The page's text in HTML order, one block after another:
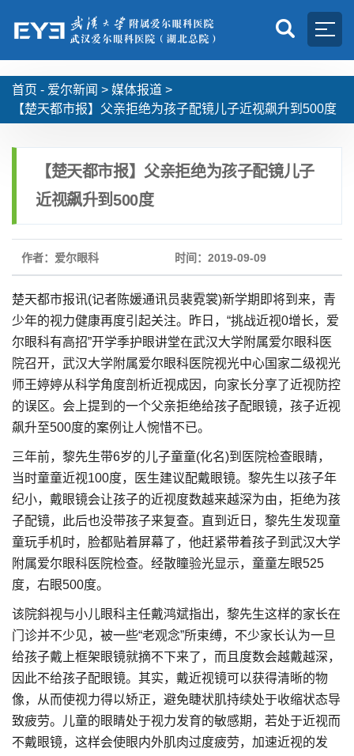
首页 - 爱尔新闻 > 媒体报道 >
【楚天都市报】父亲拒绝为孩子配镜儿子近视飙升到500度
【楚天都市报】父亲拒绝为孩子配镜儿子
近视飙升到500度
作者：爱尔眼科 时间：2019-09-09
楚天都市报讯(记者陈媛通讯员裴霓裳)新学期即将到来，青
少年的视力健康再度引起关注。昨日，“挑战近视0增长，爱
尔眼科有高招”开学季护眼讲堂在武汉大学附属爱尔眼科医
院召开，武汉大学附属爱尔眼科医院视光中心国家二级视光
师王婷婷从科学角度剖析近视成因，向家长分享了近视防控
的误区。会上提到的一个父亲拒绝给孩子配眼镜，孩子近视
飙升至500度的案例让人惋惜不已。
三年前，黎先生带6岁的儿子童童(化名)到医院检查眼睛，
当时童童近视100度，医生建议配戴眼镜。黎先生以孩子年
纪小，戴眼镜会让孩子的近视度数越来越深为由，拒绝为孩
子配镜，此后也没带孩子来复查。直到近日，黎先生发现童
童玩手机时，脸都贴着屏幕了，他赶紧带着孩子到武汉大学
附属爱尔眼科医院检查。经散瞳验光显示，童童左眼525
度，右眼500度。
该院斜视与小儿眼科主任戴鸿斌指出，黎先生这样的家长在
门诊并不少见，被一些“老观念”所束缚，不少家长认为一旦
给孩子戴上框架眼镜就摘不下来了，而且度数会越戴越深，
因此不给孩子配眼镜。其实，戴近视镜可以获得清晰的物
像，从而使视力得以矫正，避免睫状肌持续处于收缩状态导
致疲劳。儿童的眼睛处于视力发育的敏感期，若处于近视而
不戴眼镜，这样会使眼内外肌肉过度疲劳，加速近视的发